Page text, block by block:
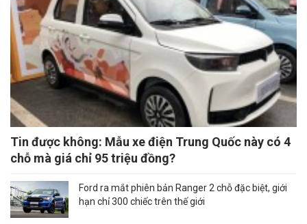
Tin được không: Mẫu xe điện Trung Quốc này có 4
chỗ mà giá chỉ 95 triệu đồng?
Ford ra mắt phiên bản Ranger 2 chỗ đặc biệt, giới
hạn chỉ 300 chiếc trên thế giới